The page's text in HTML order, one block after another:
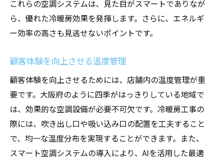
これらの空調システムは、見た目がスマートでありなが
ら、優れた冷暖房効果を発揮します。さらに、エネルギ
ー効率の高さも見逃せないポイントです。
顧客体験を向上させる温度管理
顧客体験を向上させるためには、店舗内の温度管理が重
要です。大阪府のように四季がはっきりしている地域で
は、効果的な空調設備が必要不可欠です。冷暖房工事の
際には、吹き出し口や吸い込み口の配置を工夫すること
で、均一な温度分布を実現することができます。また、
スマート空調システムの導入により、AIを活用した最適